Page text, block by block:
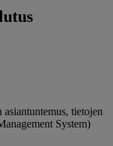
tietojen
System)